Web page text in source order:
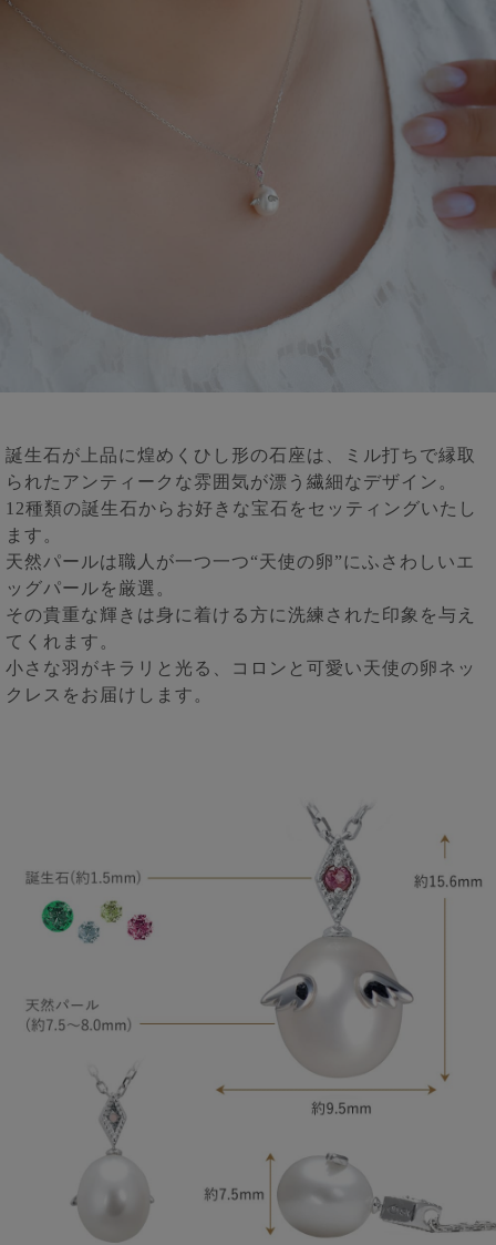
誕生石が上品に煌めくひし形の石座は、ミル打ちで縁取
られたアンティークな雰囲気が漂う繊細なデザイン。
12種類の誕生石からお好きな宝石をセッティングいたし
ます。
天然パールは職人が一つ一つ“天使の卵”にふさわしいエ
ッグパールを厳選。
その貴重な輝きは身に着ける方に洗練された印象を与え
てくれます。
小さな羽がキラリと光る、コロンと可愛い天使の卵ネッ
クレスをお届けします。